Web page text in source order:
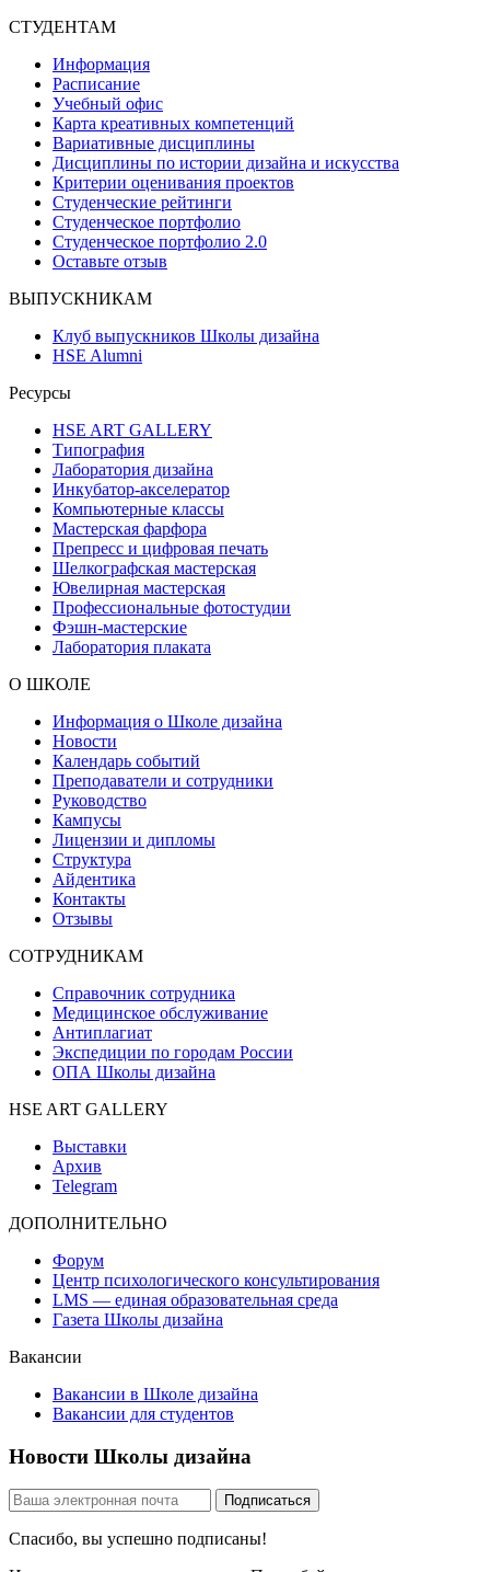
СТУДЕНТАМ
Информация
Расписание
Учебный офис
Карта креативных компетенций
Вариативные дисциплины
Дисциплины по истории дизайна и искусства
Критерии оценивания проектов
Студенческие рейтинги
Студенческое портфолио
Студенческое портфолио 2.0
Оставьте отзыв
ВЫПУСКНИКАМ
Клуб выпускников Школы дизайна
HSE Alumni
Ресурсы
HSE ART GALLERY
Типография
Лаборатория дизайна
Инкубатор-акселератор
Компьютерные классы
Мастерская фарфора
Препресс и цифровая печать
Шелкографская мастерская
Ювелирная мастерская
Профессиональные фотостудии
Фэшн-мастерские
Лаборатория плаката
О ШКОЛЕ
Информация о Школе дизайна
Новости
Календарь событий
Преподаватели и сотрудники
Руководство
Кампусы
Лицензии и дипломы
Структура
Айдентика
Контакты
Отзывы
СОТРУДНИКАМ
Справочник сотрудника
Медицинское обслуживание
Антиплагиат
Экспедиции по городам России
ОПА Школы дизайна
HSE ART GALLERY
Выставки
Архив
Telegram
ДОПОЛНИТЕЛЬНО
Форум
Центр психологического консультирования
LMS — единая образовательная среда
Газета Школы дизайна
Вакансии
Вакансии в Школе дизайна
Вакансии для студентов
Новости Школы дизайна
Спасибо, вы успешно подписаны!